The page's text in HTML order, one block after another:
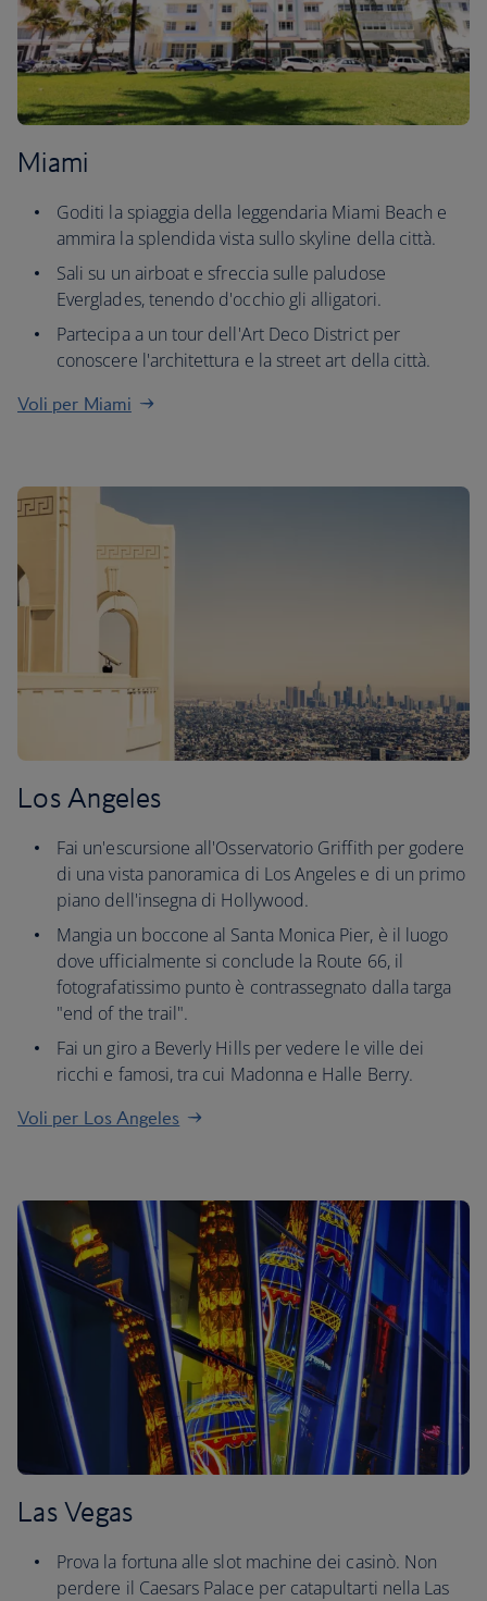
Miami
Goditi la spiaggia della leggendaria Miami Beach e
ammira la splendida vista sullo skyline della città.
Sali su un airboat e sfreccia sulle paludose
Everglades, tenendo d'occhio gli alligatori.
Partecipa a un tour dell'Art Deco District per
conoscere l'architettura e la street art della città.
Voli per Miami
Los Angeles
Fai un'escursione all'Osservatorio Griffith per godere
di una vista panoramica di Los Angeles e di un primo
piano dell'insegna di Hollywood.
Mangia un boccone al Santa Monica Pier, è il luogo
dove ufficialmente si conclude la Route 66, il
fotografatissimo punto è contrassegnato dalla targa
"end of the trail".
Fai un giro a Beverly Hills per vedere le ville dei
ricchi e famosi, tra cui Madonna e Halle Berry.
Voli per Los Angeles
Las Vegas
Prova la fortuna alle slot machine dei casinò. Non
perdere il Caesars Palace per catapultarti nella Las